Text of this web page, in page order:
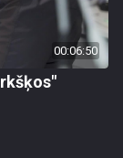
00:06:50